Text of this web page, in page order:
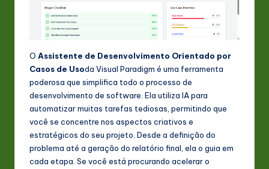
O Assistente de Desenvolvimento Orientado por
Casos de Usoda Visual Paradigm é uma ferramenta
poderosa que simplifica todo o processo de
desenvolvimento de software. Ela utiliza IA para
automatizar muitas tarefas tediosas, permitindo que
você se concentre nos aspectos criativos e
estratégicos do seu projeto. Desde a definição do
problema até a geração do relatório final, ela o guia em
cada etapa. Se você está procurando acelerar o